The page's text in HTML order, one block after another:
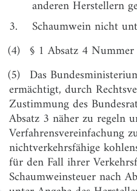
Steuerlagerinhaber
§ 6
Registrierte
§ 7
Registrierte Versender
§ 8
Begünstigte
§ 9
Beförderungen
§ 10
Beförderungen im
§ 11
Beförderungen aus
andere
§ 12
Ausfuhr
anderen Herstellern
3.
Schaumwein nicht
(4) § 1 Absatz 4
(5) Das
ermächtigt, durch
Zustimmung des
Absatz 3 näher zu regeln
Verfahrensvereinfachung
nichtverkehrsfähige
für den Fall ihrer
Schaumweinsteuer nach